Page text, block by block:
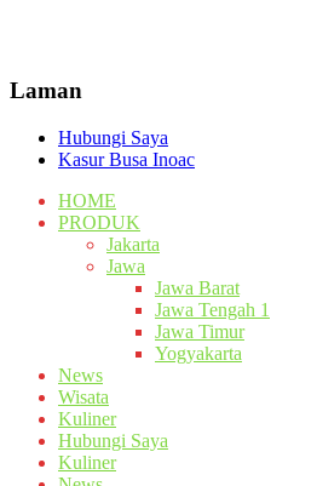
Laman
Hubungi Saya
Kasur Busa Inoac
HOME
PRODUK
Jakarta
Jawa
Jawa Barat
Jawa Tengah 1
Jawa Timur
Yogyakarta
News
Wisata
Kuliner
Hubungi Saya
Kuliner